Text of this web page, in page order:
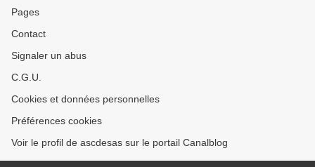
Pages
Contact
Signaler un abus
C.G.U.
Cookies et données personnelles
Préférences cookies
Voir le profil de ascdesas sur le portail Canalblog